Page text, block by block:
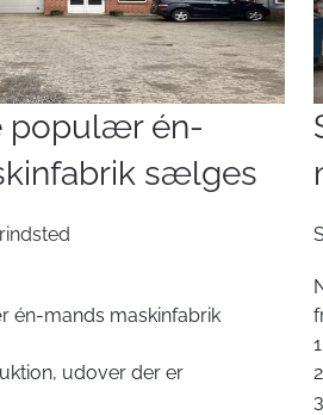
populær én-
sælges
én-mands maskinfabrik
udover der er